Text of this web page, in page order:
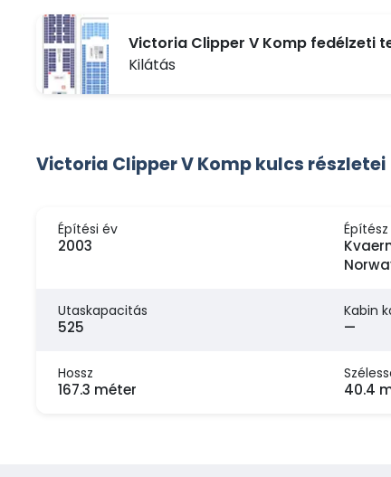
Victoria Clipper V Komp fedélzeti
Kilátás
Victoria Clipper V Komp kulcs részletei
Építési év
2003
Építész
Utaskapacitás
525
Kabin
—
Hossz
167.3 méter 40.4